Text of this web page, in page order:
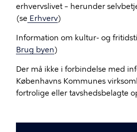
erhvervslivet – herunder
(se Erhverv)
Information om kultur- og
Brug byen)
Der må ikke i forbindelse med
Københavns Kommunes
fortrolige eller tavshedsbelagte